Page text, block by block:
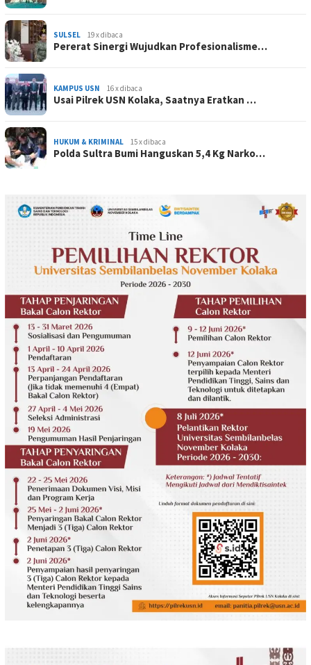
SULSEL 19 x dibaca
Pererat Sinergi Wujudkan Profesionalisme…
KAMPUS USN 16 x dibaca
Usai Pilrek USN Kolaka, Saatnya Eratkan …
HUKUM & KRIMINAL 15 x dibaca
Polda Sultra Bumi Hanguskan 5,4 Kg Narko…